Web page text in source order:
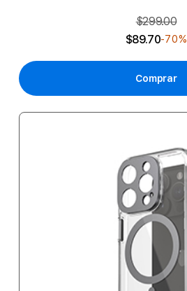
$299.00
$89.70-70%
Comprar